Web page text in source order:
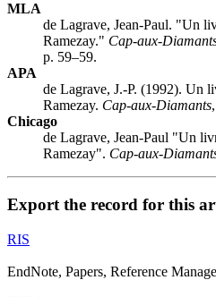
MLA
de Lagrave, Jean-Paul. "Un
Ramezay." Cap-aux-
p. 59–59.
APA
de Lagrave, J.-P. (1992). Un
Ramezay. Cap-aux-Diamants
Chicago
de Lagrave, Jean-Paul "Un
Ramezay". Cap-aux-
Export the record for this
RIS
EndNote, Papers, Reference